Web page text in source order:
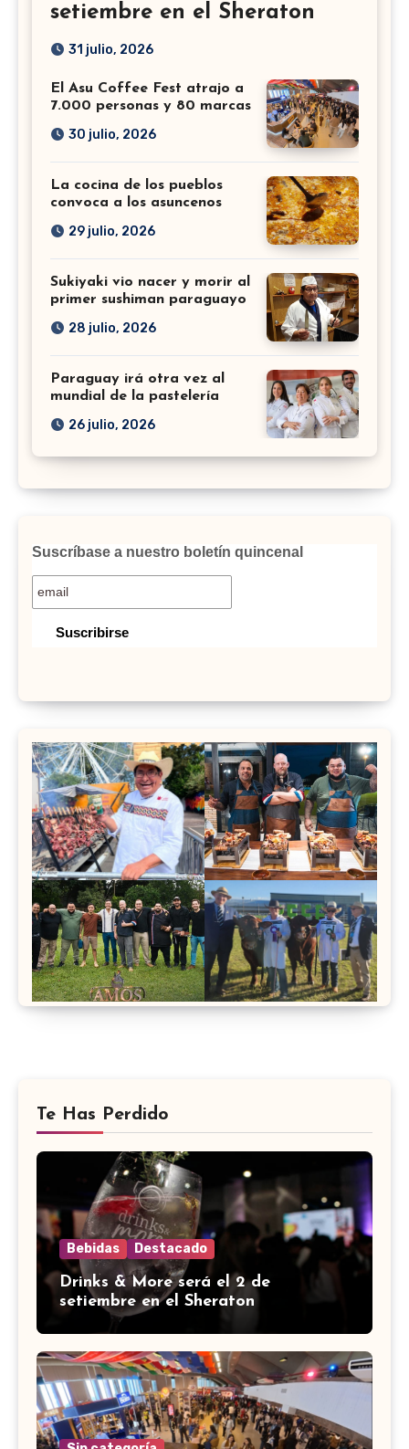
setiembre en el Sheraton
31 julio, 2026
El Asu Coffee Fest atrajo a
7.000 personas y 80 marcas
30 julio, 2026
La cocina de los pueblos
convoca a los asuncenos
29 julio, 2026
Sukiyaki vio nacer y morir al
primer sushiman paraguayo
28 julio, 2026
Paraguay irá otra vez al
mundial de la pastelería
26 julio, 2026
Suscríbase a nuestro boletín quincenal
Te Has Perdido
Bebidas Destacado
Drinks & More será el 2 de
setiembre en el Sheraton